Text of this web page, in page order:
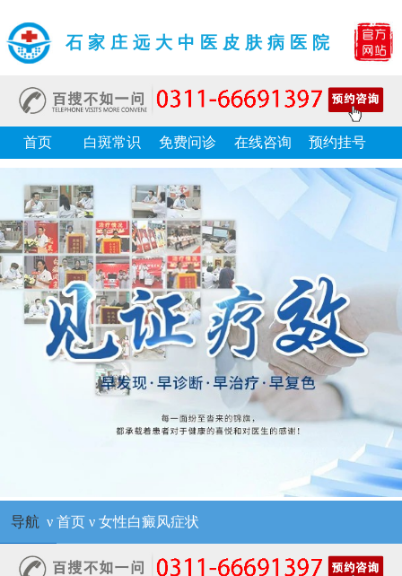
石家庄远大中医皮肤病医院
首页 白斑常识 免费问诊 在线咨询 预约挂号
导航 ν 首页ν 女性白癜风症状